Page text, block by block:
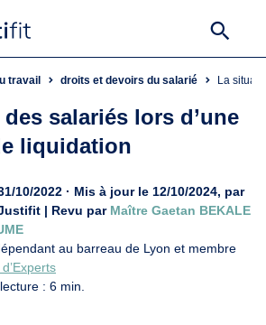
travail droits et devoirs du salarié La
salariés lors d’une
liquidation
10/2022 · Mis à jour le 12/10/2024, par
| Revu par Maître Gaetan BEKALE
au barreau de Lyon et membre
: 6 min.